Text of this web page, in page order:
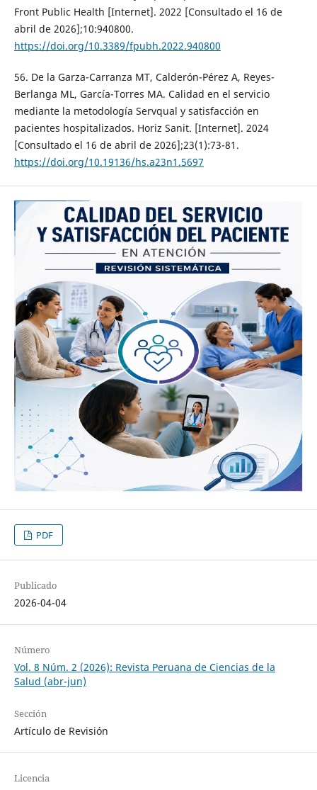
Front Public Health [Internet]. 2022 [Consultado el 16 de
abril de 2026];10:940800.
https://doi.org/10.3389/fpubh.2022.940800
56. De la Garza-Carranza MT, Calderón-Pérez A, Reyes-
Berlanga ML, García-Torres MA. Calidad en el servicio
mediante la metodología Servqual y satisfacción en
pacientes hospitalizados. Horiz Sanit. [Internet]. 2024
[Consultado el 16 de abril de 2026];23(1):73-81.
https://doi.org/10.19136/hs.a23n1.5697
PDF
Publicado
2026-04-04
Número
Vol. 8 Núm. 2 (2026): Revista Peruana de Ciencias de la
Salud (abr-jun)
Sección
Artículo de Revisión
Licencia